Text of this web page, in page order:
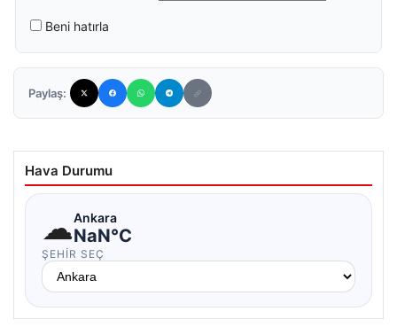
Beni hatırla
Paylaş:
Hava Durumu
☁Ankara
NaN°C
ŞEHIR SEÇ